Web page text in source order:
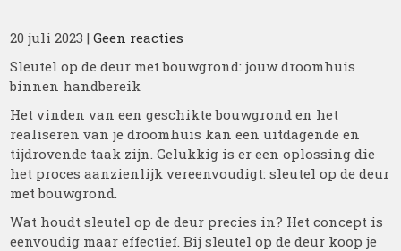
20 juli 2023 |Geen reacties
Sleutel op de deur met bouwgrond: jouw droomhuis
binnen handbereik
Het vinden van een geschikte bouwgrond en het
realiseren van je droomhuis kan een uitdagende en
tijdrovende taak zijn. Gelukkig is er een oplossing die
het proces aanzienlijk vereenvoudigt: sleutel op de deur
met bouwgrond.
Wat houdt sleutel op de deur precies in? Het concept is
eenvoudig maar effectief. Bij sleutel op de deur koop je